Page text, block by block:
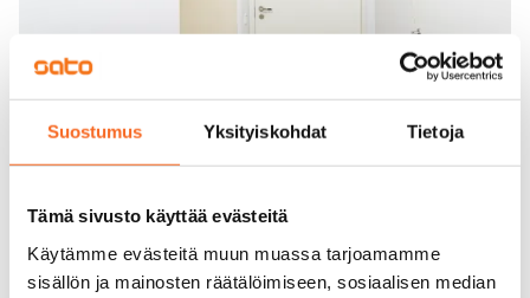
Suostumus Yksityiskohdat Tietoja
Tämä sivusto käyttää evästeitä
Käytämme evästeitä muun muassa tarjoamamme
sisällön ja mainosten räätälöimiseen, sosiaalisen median